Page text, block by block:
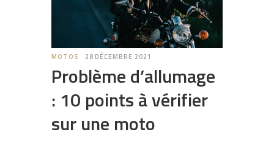
MOTOS 28 DÉCEMBRE 2021
Problème d’allumage
: 10 points à vérifier
sur une moto